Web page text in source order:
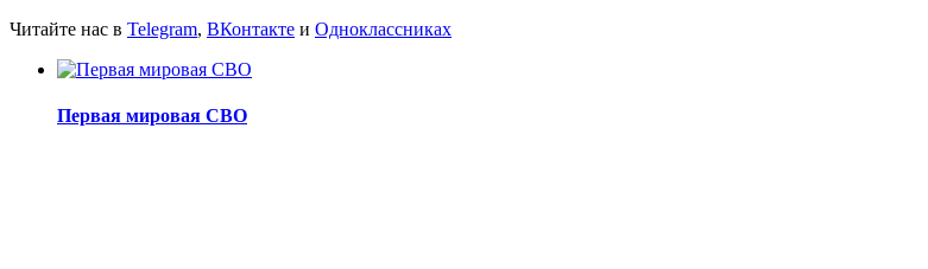
Читайте нас в Telegram, ВКонтакте и Одноклассниках
Первая мировая СВО